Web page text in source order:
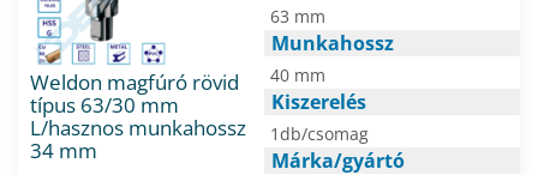
Weldon magfúró rövid
típus 63/30 mm
L/hasznos munkahossz
34 mm
63 mm
Munkahossz
40 mm
Kiszerelés
1db/csomag
Márka/gyártó